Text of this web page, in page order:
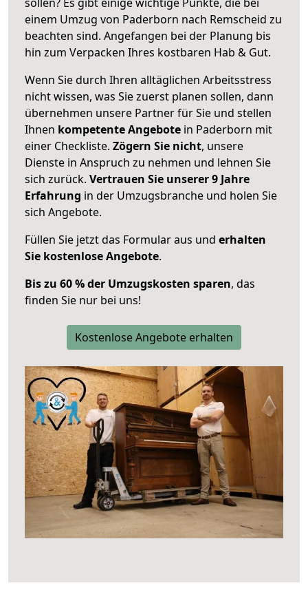
einem Umzug von Paderborn nach Remscheid zu
beachten sind. Angefangen bei der Planung bis
hin zum Verpacken Ihres kostbaren Hab & Gut.
Wenn Sie durch Ihren alltäglichen Arbeitsstress
nicht wissen, was Sie zuerst planen sollen, dann
übernehmen unsere Partner für Sie und stellen
Ihnen kompetente Angebote in Paderborn mit
einer Checkliste. Zögern Sie nicht, unsere
Dienste in Anspruch zu nehmen und lehnen Sie
sich zurück. Vertrauen Sie unserer 9 Jahre
Erfahrung in der Umzugsbranche und holen Sie
sich Angebote.
Füllen Sie jetzt das Formular aus und erhalten
Sie kostenlose Angebote.
Bis zu 60 % der Umzugskosten sparen, das
finden Sie nur bei uns!
Kostenlose Angebote erhalten